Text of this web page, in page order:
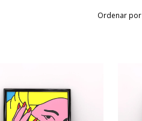
Ordenar por